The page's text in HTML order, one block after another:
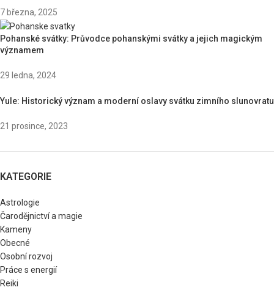
7 března, 2025
Pohanské svátky: Průvodce pohanskými svátky a jejich magickým
významem
29 ledna, 2024
Yule: Historický význam a moderní oslavy svátku zimního slunovratu
21 prosince, 2023
KATEGORIE
Astrologie
Čarodějnictví a magie
Kameny
Obecné
Osobní rozvoj
Práce s energií
Reiki